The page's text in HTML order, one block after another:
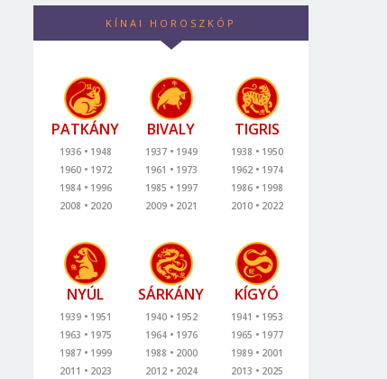
KÍNAI HOROSZKÓP
PATKÁNY
1936
1948
1960
1972
1984
1996
2008
2020
BIVALY
1937
1949
1961
1973
1985
1997
2009
2021
TIGRIS
1938
1950
1962
1974
1986
1998
2010
2022
NYÚL
1939
1951
1963
1975
1987
1999
2011
2023
SÁRKÁNY
1940
1952
1964
1976
1988
2000
2012
2024
KÍGYÓ
1941
1953
1965
1977
1989
2001
2013
2025